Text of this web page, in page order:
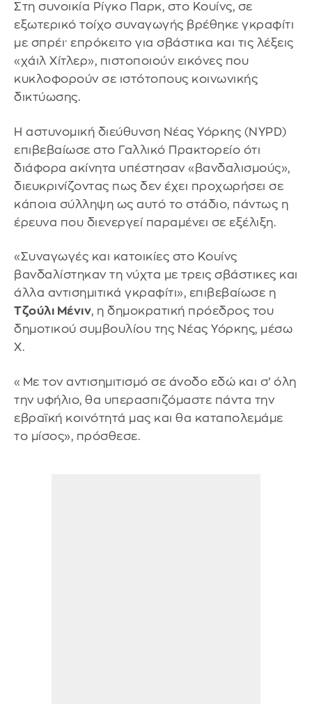
Στη συνοικία Ρίγκο Παρκ, στο Κουίνς, σε
εξωτερικό τοίχο συναγωγής βρέθηκε γκραφίτι
με σπρέι· επρόκειτο για σβάστικα και τις λέξεις
«χάιλ Χίτλερ», πιστοποιούν εικόνες που
κυκλοφορούν σε ιστότοπους κοινωνικής
δικτύωσης.
Η αστυνομική διεύθυνση Νέας Υόρκης (NYPD)
επιβεβαίωσε στο Γαλλικό Πρακτορείο ότι
διάφορα ακίνητα υπέστησαν «βανδαλισμούς»,
διευκρινίζοντας πως δεν έχει προχωρήσει σε
κάποια σύλληψη ως αυτό το στάδιο, πάντως η
έρευνα που διενεργεί παραμένει σε εξέλιξη.
«Συναγωγές και κατοικίες στο Κουίνς
βανδαλίστηκαν τη νύχτα με τρεις σβάστικες και
άλλα αντισημιτικά γκραφίτι», επιβεβαίωσε η
Τζούλι Μένιν, η δημοκρατική πρόεδρος του
δημοτικού συμβουλίου της Νέας Υόρκης, μέσω
X.
«Με τον αντισημιτισμό σε άνοδο εδώ και σ’ όλη
την υφήλιο, θα υπερασπιζόμαστε πάντα την
εβραϊκή κοινότητά μας και θα καταπολεμάμε
το μίσος», πρόσθεσε.